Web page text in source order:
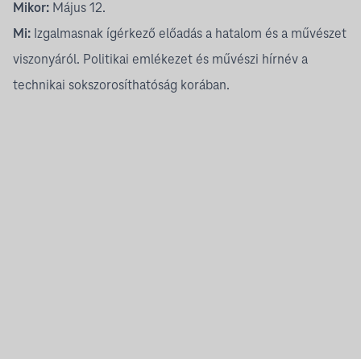
Mikor: Május 12.
Mi: Izgalmasnak ígérkező előadás a hatalom és a művészet
viszonyáról. Politikai emlékezet és művészi hírnév a
technikai sokszorosíthatóság korában.